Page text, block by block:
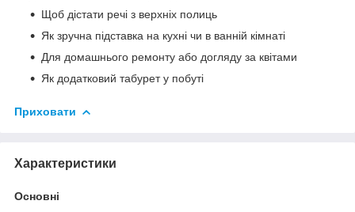
Щоб дістати речі з верхніх полиць
Як зручна підставка на кухні чи в ванній кімнаті
Для домашнього ремонту або догляду за квітами
Як додатковий табурет у побуті
Приховати
Характеристики
Основні